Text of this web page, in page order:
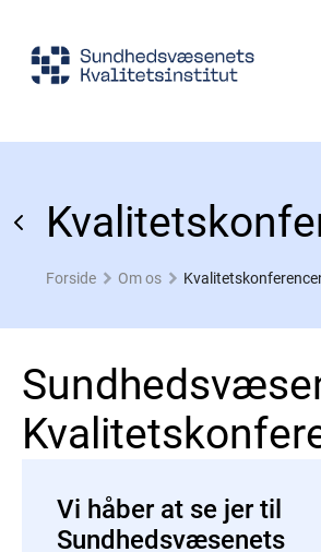
Forside Om os
Vi håber at se jer til
Sundhedsvæsenets